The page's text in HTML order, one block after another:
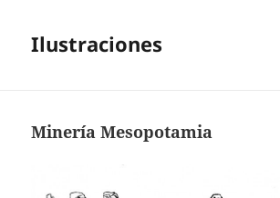
Ilustraciones
Minería Mesopotamia